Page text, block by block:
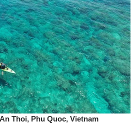
Thoi, Phu Quoc, Vietnam